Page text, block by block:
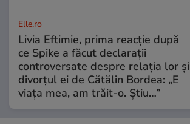
Elle.ro
Livia Eftimie, prima reacție după
ce Spike a făcut declarații
controversate despre relația lor și
divorțul ei de Cătălin Bordea: „E
viața mea, am trăit-o. Știu…”